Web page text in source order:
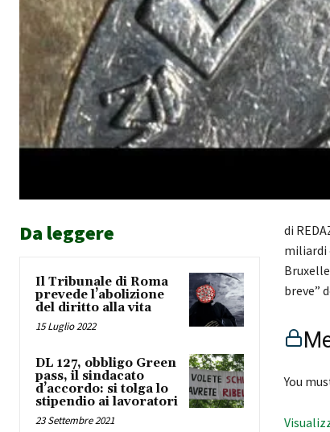
Da leggere
Il Tribunale di Roma
prevede l’abolizione
del diritto alla vita
15 Luglio 2022
DL 127, obbligo Green
pass, il sindacato
d’accordo: si tolga lo
stipendio ai lavoratori
23 Settembre 2021
di
miliardi
breve”
You